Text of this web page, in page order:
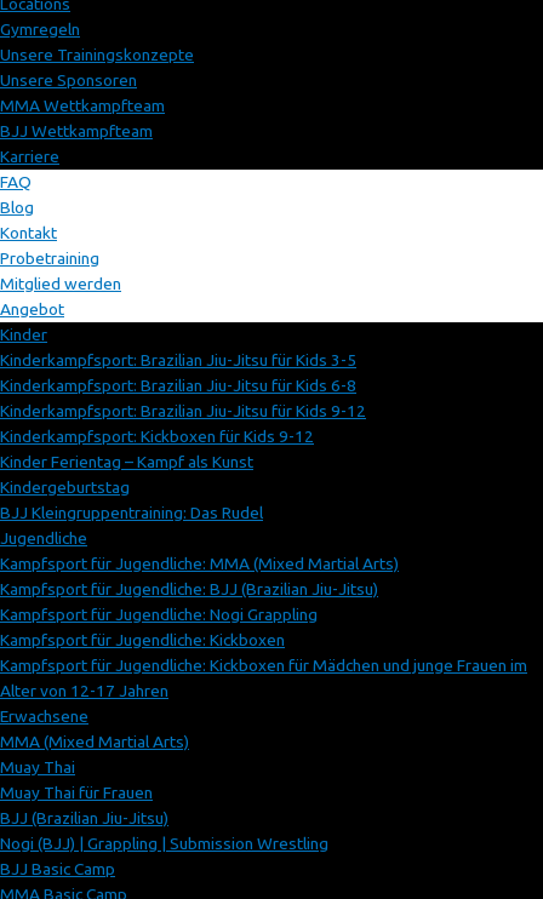
Gymregeln
Unsere Trainingskonzepte
Unsere Sponsoren
MMA Wettkampfteam
BJJ Wettkampfteam
Karriere
FAQ
Blog
Kontakt
Probetraining
Mitglied werden
Angebot
Kinder
Kinderkampfsport: Brazilian Jiu-Jitsu für Kids 3-5
Kinderkampfsport: Brazilian Jiu-Jitsu für Kids 6-8
Kinderkampfsport: Brazilian Jiu-Jitsu für Kids 9-12
Kinderkampfsport: Kickboxen für Kids 9-12
Kinder Ferientag – Kampf als Kunst
Kindergeburtstag
BJJ Kleingruppentraining: Das Rudel
Jugendliche
Kampfsport für Jugendliche: MMA (Mixed Martial Arts)
Kampfsport für Jugendliche: BJJ (Brazilian Jiu-Jitsu)
Kampfsport für Jugendliche: Nogi Grappling
Kampfsport für Jugendliche: Kickboxen
Kampfsport für Jugendliche: Kickboxen für Mädchen und junge Frauen im
Alter von 12-17 Jahren
Erwachsene
MMA (Mixed Martial Arts)
Muay Thai
Muay Thai für Frauen
BJJ (Brazilian Jiu-Jitsu)
Nogi (BJJ) | Grappling | Submission Wrestling
BJJ Basic Camp
MMA Basic Camp